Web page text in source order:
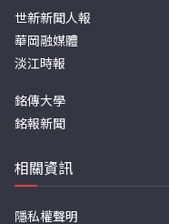
世新新聞人報
華岡融媒體
淡江時報
銘傳大學
銘報新聞
相關資訊
隱私權聲明